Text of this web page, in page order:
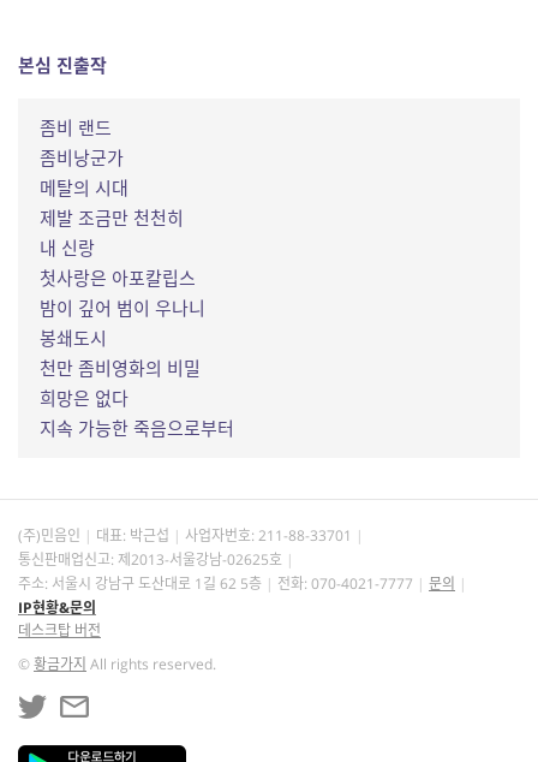
본심 진출작
좀비 랜드
좀비낭군가
메탈의 시대
제발 조금만 천천히
내 신랑
첫사랑은 아포칼립스
밤이 깊어 범이 우나니
봉쇄도시
천만 좀비영화의 비밀
희망은 없다
지속 가능한 죽음으로부터
(주)민음인 대표: 박근섭 사업자번호: 211-88-33701
통신판매업신고: 제2013-서울강남-02625호
주소: 서울시 강남구 도산대로 1길 62 5층
전화: 070-4021-7777
문의
IP현황&문의
데스크탑 버전
©황금가지 All rights reserved.